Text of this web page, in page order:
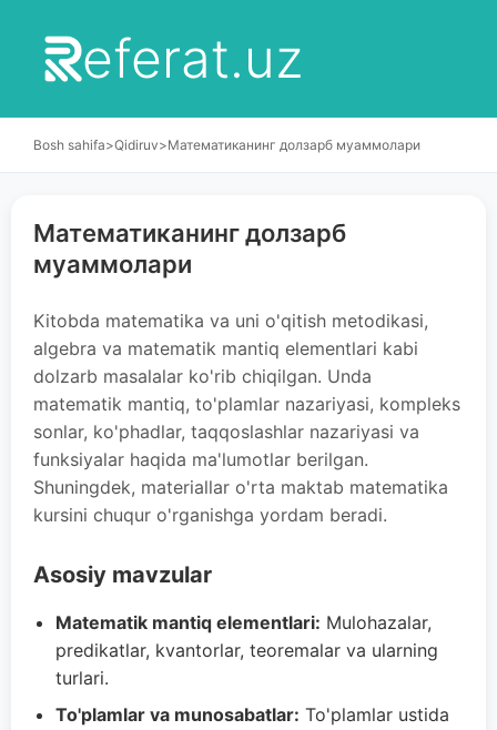
eferat.uz
Bosh sahifa>Qidiruv>Математиканинг долзарб муаммолари
Математиканинг долзарб
муаммолари
Kitobda matematika va uni o'qitish metodikasi,
algebra va matematik mantiq elementlari kabi
dolzarb masalalar ko'rib chiqilgan. Unda
matematik mantiq, to'plamlar nazariyasi, kompleks
sonlar, ko'phadlar, taqqoslashlar nazariyasi va
funksiyalar haqida ma'lumotlar berilgan.
Shuningdek, materiallar o'rta maktab matematika
kursini chuqur o'rganishga yordam beradi.
Asosiy mavzular
Matematik mantiq elementlari: Mulohazalar,
predikatlar, kvantorlar, teoremalar va ularning
turlari.
To'plamlar va munosabatlar: To'plamlar ustida